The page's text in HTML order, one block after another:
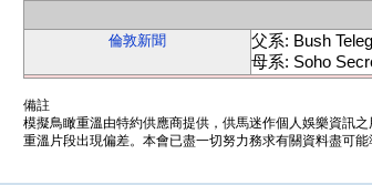
倫敦新聞
父系: Bush
母系: Soho
備註
模擬鳥瞰重溫由特約供應商提供，供馬迷作個人娛樂資訊
重溫片段出現偏差。本會已盡一切努力務求有關資料盡可